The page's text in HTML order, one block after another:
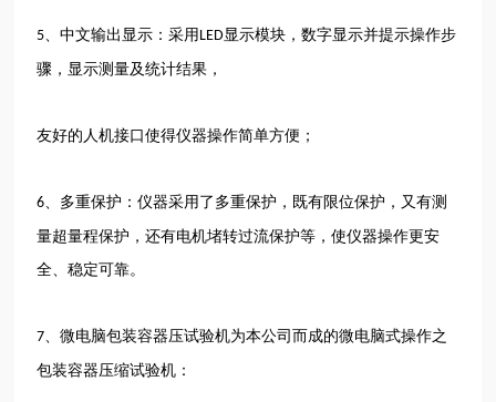
5 、中文输出显示：采用 LED显示模块，数字显示并提示操作步
骤，显示测量及统计结果，
友好的人机接口使得仪器操作简单方便；
6 、多重保护：仪器采用了多重保护，既有限位保护，又有测
量超量程保护，还有电机堵转过流保护等，使仪器操作更安
全、稳定可靠。
7 、微电脑包装容器压试验机为本公司而成的微电脑式操作之
包装容器压缩试验机：